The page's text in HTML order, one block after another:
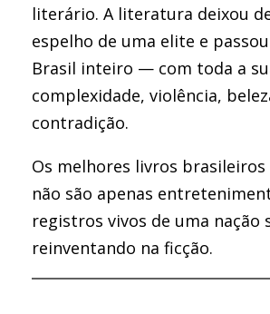
literário. A literatura deixou
espelho de uma elite e
Brasil inteiro — com toda a
complexidade, violência,
contradição.
Os melhores livros brasileiros
não são apenas
registros vivos de uma nação
reinventando na ficção.